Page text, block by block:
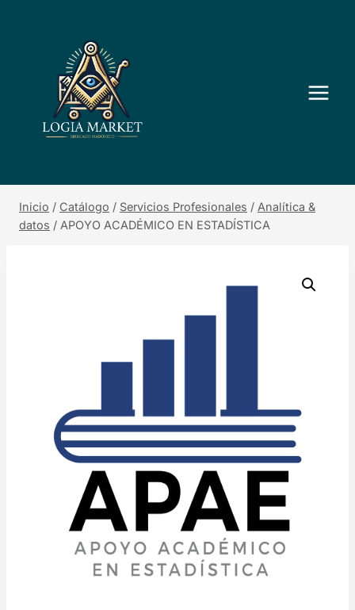
Inicio / Catálogo / Servicios Profesionales / Analítica &
datos / APOYO ACADÉMICO EN ESTADÍSTICA